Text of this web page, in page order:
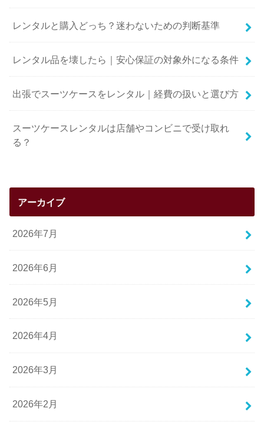
レンタルと購入どっち？迷わないための判断基準
レンタル品を壊したら｜安心保証の対象外になる条件
出張でスーツケースをレンタル｜経費の扱いと選び方
スーツケースレンタルは店舗やコンビニで受け取れ
る？
アーカイブ
2026年7月
2026年6月
2026年5月
2026年4月
2026年3月
2026年2月